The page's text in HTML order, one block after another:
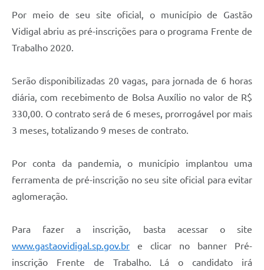
Por meio de seu site oficial, o município de Gastão
Vidigal abriu as pré-inscrições para o programa Frente de
Trabalho 2020.
Serão disponibilizadas 20 vagas, para jornada de 6 horas
diária, com recebimento de Bolsa Auxílio no valor de R$
330,00. O contrato será de 6 meses, prorrogável por mais
3 meses, totalizando 9 meses de contrato.
Por conta da pandemia, o município implantou uma
ferramenta de pré-inscrição no seu site oficial para evitar
aglomeração.
Para fazer a inscrição, basta acessar o site
www.gastaovidigal.sp.gov.br e clicar no banner Pré-
inscrição Frente de Trabalho. Lá o candidato irá